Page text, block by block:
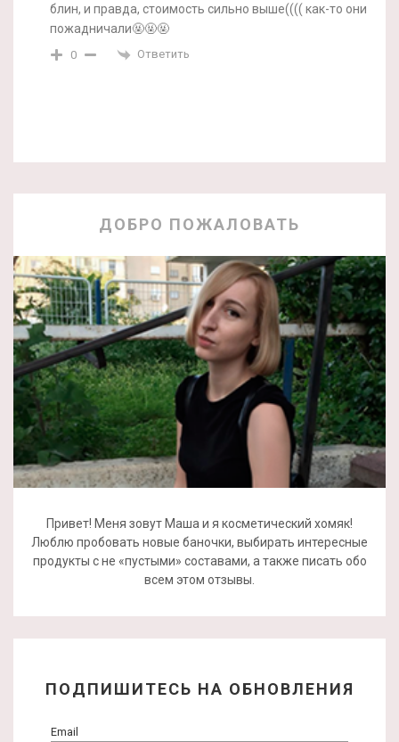
блин, и правда, стоимость сильно выше(((( как-то они
пожадничали🤬🤬🤬
0 Ответить
ДОБРО ПОЖАЛОВАТЬ
Привет! Меня зовут Маша и я косметический хомяк!
Люблю пробовать новые баночки, выбирать интересные
продукты с не «пустыми» составами, а также писать обо
всем этом отзывы.
ПОДПИШИТЕСЬ НА ОБНОВЛЕНИЯ
Email